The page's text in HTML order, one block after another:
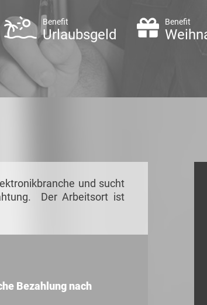
Benefit
Urlaubsgeld
Benefit
und sucht
Der Arbeitsort ist
Bezahlung nach